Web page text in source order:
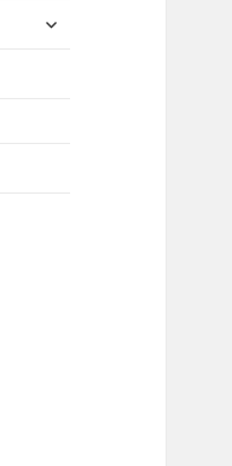
child